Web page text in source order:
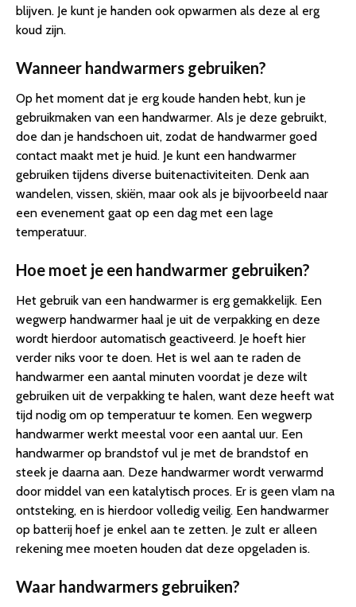
blijven. Je kunt je handen ook opwarmen als deze al erg
koud zijn.
Wanneer handwarmers gebruiken?
Op het moment dat je erg koude handen hebt, kun je
gebruikmaken van een handwarmer. Als je deze gebruikt,
doe dan je handschoen uit, zodat de handwarmer goed
contact maakt met je huid. Je kunt een handwarmer
gebruiken tijdens diverse buitenactiviteiten. Denk aan
wandelen, vissen, skiën, maar ook als je bijvoorbeeld naar
een evenement gaat op een dag met een lage
temperatuur.
Hoe moet je een handwarmer gebruiken?
Het gebruik van een handwarmer is erg gemakkelijk. Een
wegwerp handwarmer haal je uit de verpakking en deze
wordt hierdoor automatisch geactiveerd. Je hoeft hier
verder niks voor te doen. Het is wel aan te raden de
handwarmer een aantal minuten voordat je deze wilt
gebruiken uit de verpakking te halen, want deze heeft wat
tijd nodig om op temperatuur te komen. Een wegwerp
handwarmer werkt meestal voor een aantal uur. Een
handwarmer op brandstof vul je met de brandstof en
steek je daarna aan. Deze handwarmer wordt verwarmd
door middel van een katalytisch proces. Er is geen vlam na
ontsteking, en is hierdoor volledig veilig. Een handwarmer
op batterij hoef je enkel aan te zetten. Je zult er alleen
rekening mee moeten houden dat deze opgeladen is.
Waar handwarmers gebruiken?